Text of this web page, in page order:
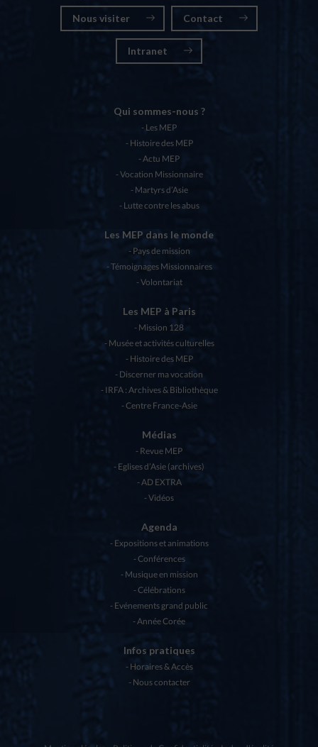
Nous visiter Contact
Intranet
Qui sommes-nous ?
Les MEP
Histoire des MEP
Actu MEP
Vocation Missionnaire
Martyrs d’Asie
Lutte contre les abus
Les MEP dans le monde
Pays de mission
Témoignages Missionnaires
Volontariat
Les MEP à Paris
Mission 128
Musée et activités culturelles
Histoire des MEP
Discerner ma vocation
IRFA : Archives & Bibliothèque
Centre France-Asie
Médias
Revue MEP
Eglises d’Asie (archives)
AD EXTRA
Vidéos
Agenda
Expositions et animations
Conférences
Musique en mission
Célébrations
Evénements grand public
Année Corée
Infos pratiques
Horaires & Accès
Nous contacter